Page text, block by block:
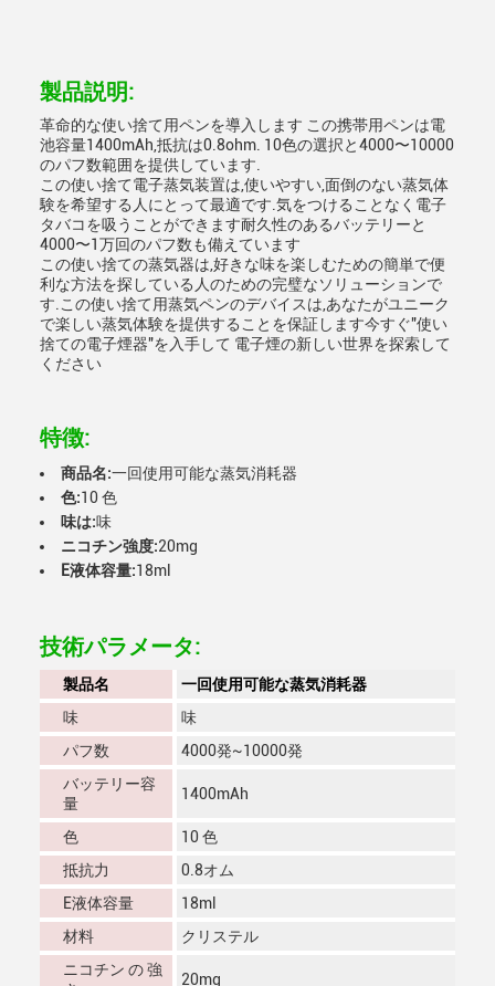
製品説明:
革命的な使い捨て用ペンを導入します この携帯用ペンは電
池容量1400mAh,抵抗は0.8ohm. 10色の選択と4000〜10000
のパフ数範囲を提供しています.
この使い捨て電子蒸気装置は,使いやすい,面倒のない蒸気体
験を希望する人にとって最適です.気をつけることなく電子
タバコを吸うことができます耐久性のあるバッテリーと
4000〜1万回のパフ数も備えています
この使い捨ての蒸気器は,好きな味を楽しむための簡単で便
利な方法を探している人のための完璧なソリューションで
す.この使い捨て用蒸気ペンのデバイスは,あなたがユニーク
で楽しい蒸気体験を提供することを保証します今すぐ"使い
捨ての電子煙器"を入手して 電子煙の新しい世界を探索して
ください
特徴:
商品名:一回使用可能な蒸気消耗器
色:10 色
味は:味
ニコチン強度:20mg
E液体容量:18ml
技術パラメータ:
製品名
一回使用可能な蒸気消耗器
味
味
パフ数
4000発~10000発
バッテリー容
量
1400mAh
色
10 色
抵抗力
0.8オム
E液体容量
18ml
材料
クリステル
ニコチン の 強
20mg